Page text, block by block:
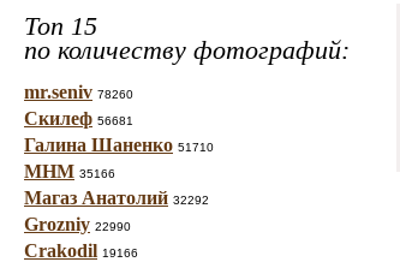
Топ 15
по количеству фотографий:
mr.seniv 78260
Скилеф 56681
Галина Шаненко 51710
МНМ 35166
Магаз Анатолий 32292
Grozniy 22990
Crakodil 19166